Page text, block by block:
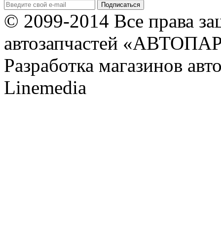
© 2099-2014 Все права
автозапчастей
Разработка магазинов
Linemedia